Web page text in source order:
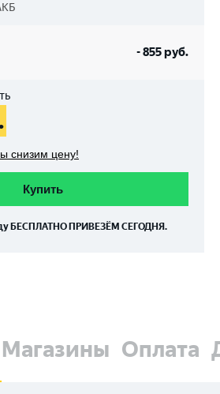
-855руб.
снизим цену!
Купить
БЕСПЛАТНО ПРИВЕЗЁМ СЕГОДНЯ.
Магазины Оплата